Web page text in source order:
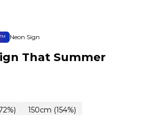
Neon Sign
That Summer
150cm (154%)